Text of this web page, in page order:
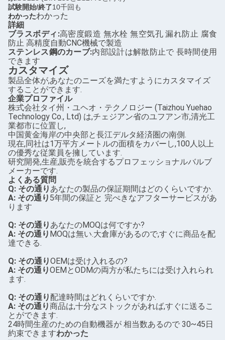
試験開始/終了10千回も
わかったわかった
詳細
ブラスボディ:高密度鍛造 無水栓 無空気孔 漏れ防止 腐食
防止 高精度自動CNC機械で製造
ステンレス鋼のカーブ:内部設計は解散防止で 長時間使用
できます
カスタマイズ
製品全体が,あなたのニーズを満たすようにカスタマイズ
することができます.
企業プロファイル
株式会社タイ州・ユヘオ・テクノロジー (Taizhou Yuehao
Technology Co., Ltd) は,チェジアン省のユフアン市,清光工
業都市に位置し,
中国黄金海岸の中央部と長江デルタ経済圏の南側.
現在,同社は1万平方メートルの面積をカバーし,100人以上
の優秀な従業員を擁しています.
研究開発,生産,販売を統合するプロフェッショナルバルブ
メーカーです.
よくある質問
Q: その通り あなたの製品の保証期間はどのくらいですか.
A: その通り 5年間の保証と 完ぺきなアフターサービスがあ
ります
Q: その通り あなたのMOQは何ですか?
A: その通り MOQは無い.大倉庫があるので,すぐに商品を配
達できる.
Q: その通りOEMは受け入れるの?
A: その通りOEMとODMの両方が私たちには受け入れられ
ます.
Q: その通り 配達時間はどれくらいですか.
A: その通り商品は,十分なストックがあれば,すぐに送るこ
とができます.
24時間生産のための自動機器が 相当数あるので 30~45日
約束できますわかった